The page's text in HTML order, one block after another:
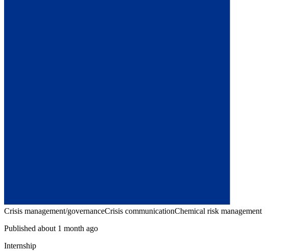
Crisis management/governanceCrisis communicationChemical risk management
Published about 1 month ago
Internship